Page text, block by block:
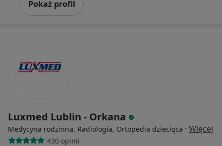
Pokaż profil
Luxmed Lublin - Orkana
Medycyna rodzinna, Radiologia, Ortopedia dziecięca · Więcej
430 opinii